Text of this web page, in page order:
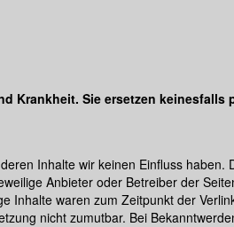
Krankheit. Sie ersetzen
Inhalte wir keinen Einfluss
Anbieter oder Betreiber der
Inhalte waren zum Zeitpunkt der
nicht zumutbar. Bei